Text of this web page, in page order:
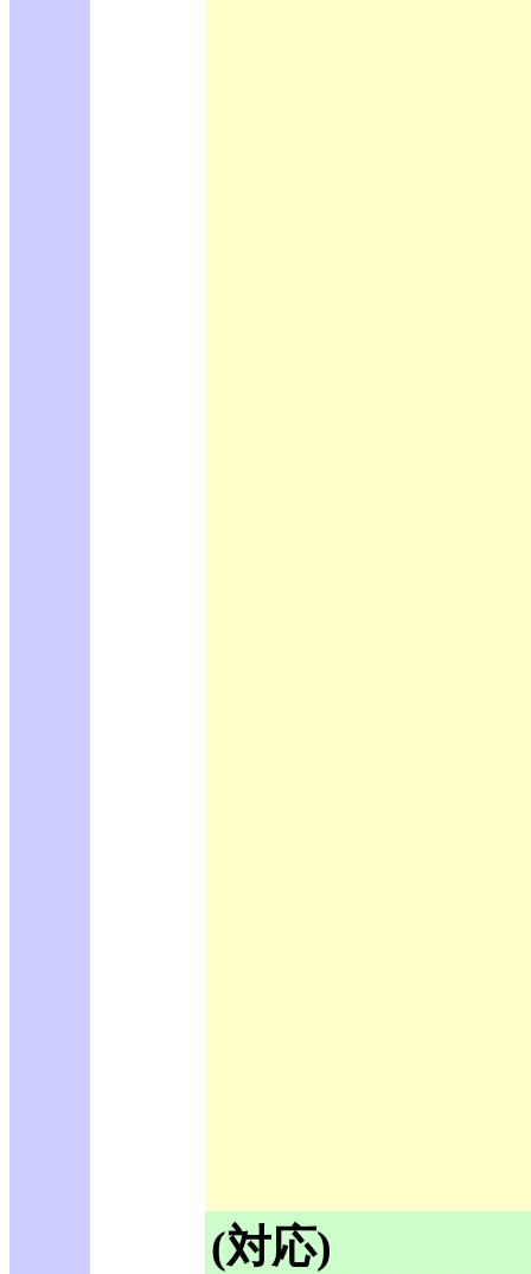
(対応)